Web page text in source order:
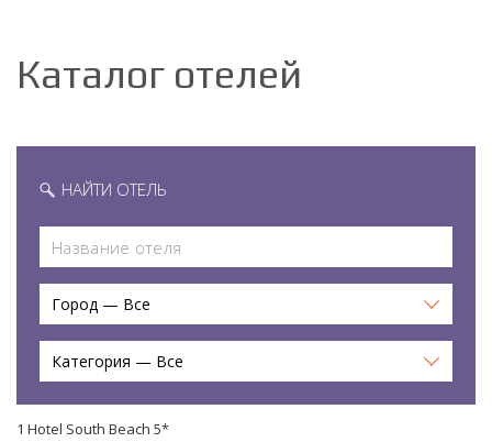
Каталог отелей
НАЙТИ ОТЕЛЬ
Город — Все
Категория — Все
1 Hotel South Beach 5*